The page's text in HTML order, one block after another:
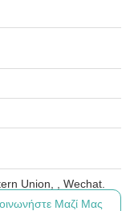
Union, , Wechat.
Μαζί Μας